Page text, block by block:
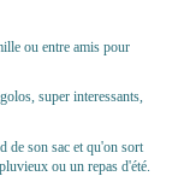
ou entre amis pour
super interessants,
de son sac et qu'on sort
ou un repas d'été.